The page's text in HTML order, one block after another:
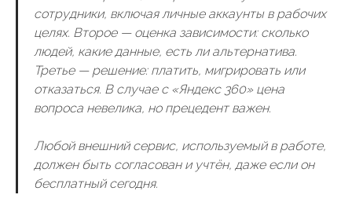
сотрудники, включая личные аккаунты в рабочих
целях. Второе — оценка зависимости: сколько
людей, какие данные, есть ли альтернатива.
Третье — решение: платить, мигрировать или
отказаться. В случае с «Яндекс 360» цена
вопроса невелика, но прецедент важен.
Любой внешний сервис, используемый в работе,
должен быть согласован и учтён, даже если он
бесплатный сегодня.